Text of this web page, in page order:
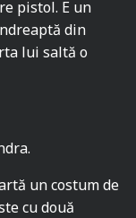
pistol. E un
din
lui saltă o
un costum de
cu două